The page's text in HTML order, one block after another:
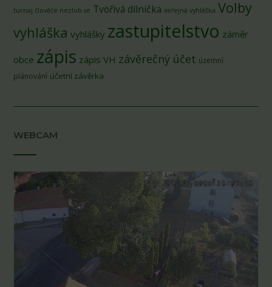
turnaj člověče nezlob se Tvořivá dílnička veřejná vyhláška Volby
vyhláška vyhlášky zastupitelstvo záměr
obce zápis zápis VH závěrečný účet územní
plánování účetní závěrka
WEBCAM